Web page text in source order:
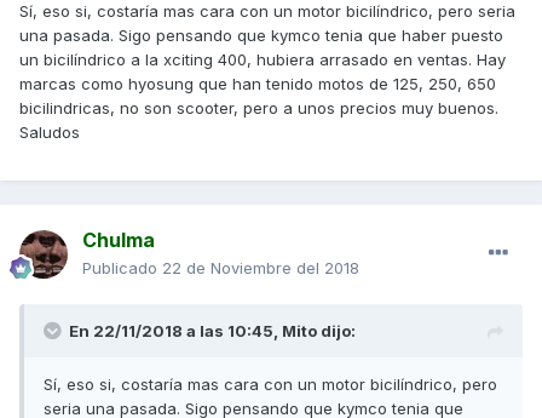
Sí, eso si, costaría mas cara con un motor bicilíndrico, pero seria
una pasada. Sigo pensando que kymco tenia que haber puesto
un bicilíndrico a la xciting 400, hubiera arrasado en ventas. Hay
marcas como hyosung que han tenido motos de 125, 250, 650
bicilindricas, no son scooter, pero a unos precios muy buenos.
Saludos
Chulma
Publicado 22 de Noviembre del 2018
En 22/11/2018 a las 10:45, Mito dijo:
Sí, eso si, costaría mas cara con un motor bicilíndrico, pero
seria una pasada. Sigo pensando que kymco tenia que